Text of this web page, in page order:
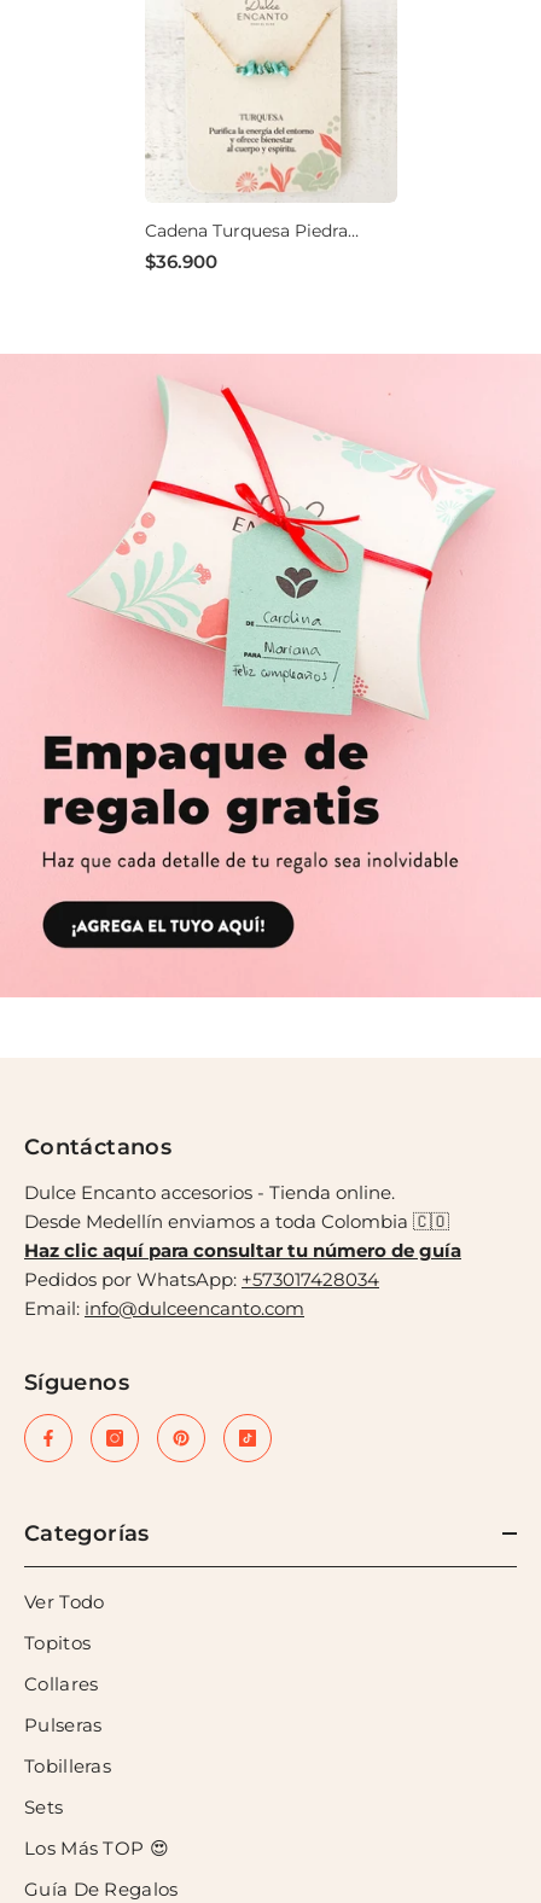
Cadena Turquesa Piedra
Natural Con Significado
$36.900
Contáctanos
Dulce Encanto accesorios - Tienda online.
Desde Medellín enviamos a toda Colombia 🇨🇴
Haz clic aquí para consultar tu número de guía
Pedidos por WhatsApp: +573017428034
Email: info@dulceencanto.com
Síguenos
Categorías
Ver Todo
Topitos
Collares
Pulseras
Tobilleras
Sets
Los Más TOP 😍
Guía De Regalos